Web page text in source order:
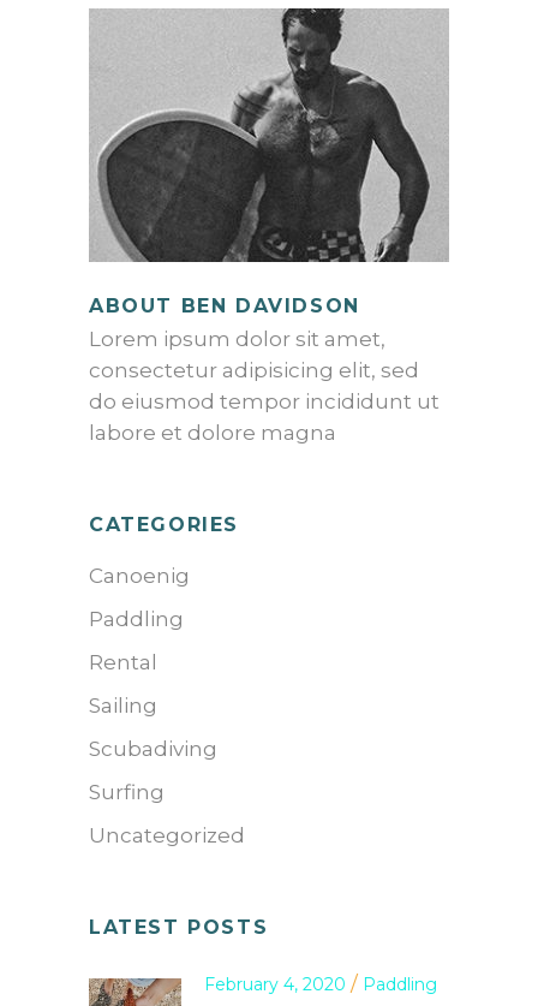
ABOUT BEN DAVIDSON
Lorem ipsum dolor sit amet,
consectetur adipisicing elit, sed
do eiusmod tempor incididunt ut
labore et dolore magna
CATEGORIES
Canoenig
Paddling
Rental
Sailing
Scubadiving
Surfing
Uncategorized
LATEST POSTS
February 4, 2020
Paddling